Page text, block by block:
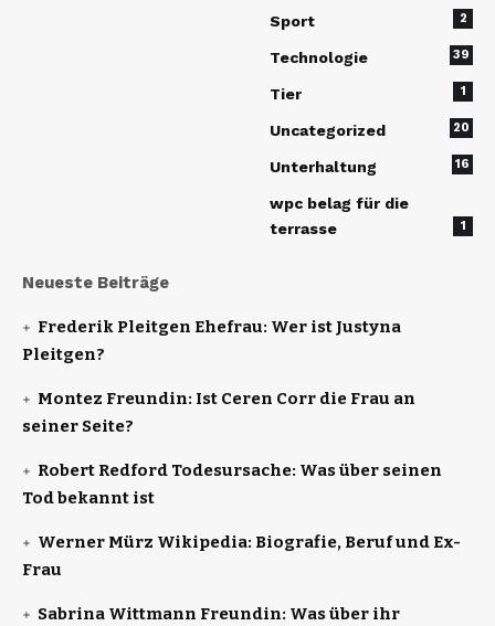
Sport 2
Technologie 39
Tier 1
Uncategorized 20
Unterhaltung 16
wpc belag für die
terrasse
1
Neueste Beiträge
Frederik Pleitgen Ehefrau: Wer ist Justyna
Pleitgen?
Montez Freundin: Ist Ceren Corr die Frau an
seiner Seite?
Robert Redford Todesursache: Was über seinen
Tod bekannt ist
Werner Mürz Wikipedia: Biografie, Beruf und Ex-
Frau
Sabrina Wittmann Freundin: Was über ihr